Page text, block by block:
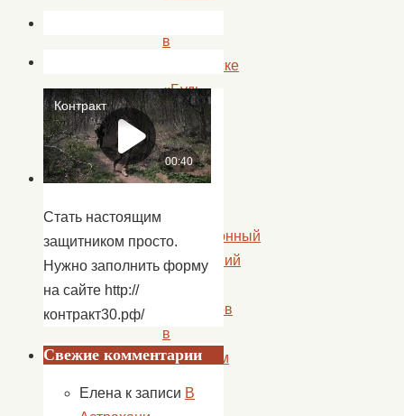
в
Ахтубинске
«Будь
здоров
на
сто
годов!»
традиционный
новогодний
ветеранов
в
районном
Стать настоящим
защитником просто.
Нужно заполнить форму
на сайте http://
контракт30.рф/
Свежие комментарии
Елена к записи В